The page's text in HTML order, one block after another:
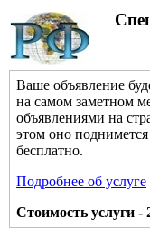
Ваше объявление
на самом заметном
объявлениями на
этом оно
бесплатно.
Подробнее об услуге
Стоимость услуги -